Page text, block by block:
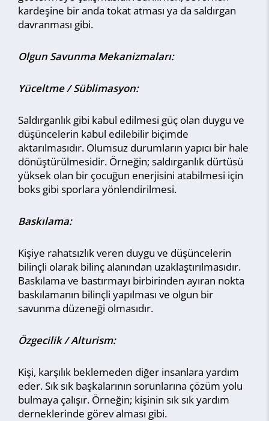
kardeşine bir anda tokat atması ya da saldırgan
davranması gibi.
Olgun Savunma Mekanizmaları:
Yüceltme / Süblimasyon:
Saldırganlık gibi kabul edilmesi güç olan duygu ve
düşüncelerin kabul edilebilir biçimde
aktarılmasıdır. Olumsuz durumların yapıcı bir hale
dönüştürülmesidir. Örneğin; saldırganlık dürtüsü
yüksek olan bir çocuğun enerjisini atabilmesi için
boks gibi sporlara yönlendirilmesi.
Baskılama:
Kişiye rahatsızlık veren duygu ve düşüncelerin
bilinçli olarak bilinç alanından uzaklaştırılmasıdır.
Baskılama ve bastırmayı birbirinden ayıran nokta
baskılamanın bilinçli yapılması ve olgun bir
savunma düzeneği olmasıdır.
Özgecilik / Alturism:
Kişi, karşılık beklemeden diğer insanlara yardım
eder. Sık sık başkalarının sorunlarına çözüm yolu
bulmaya çalışır. Örneğin; kişinin sık sık yardım
derneklerinde görev alması gibi.